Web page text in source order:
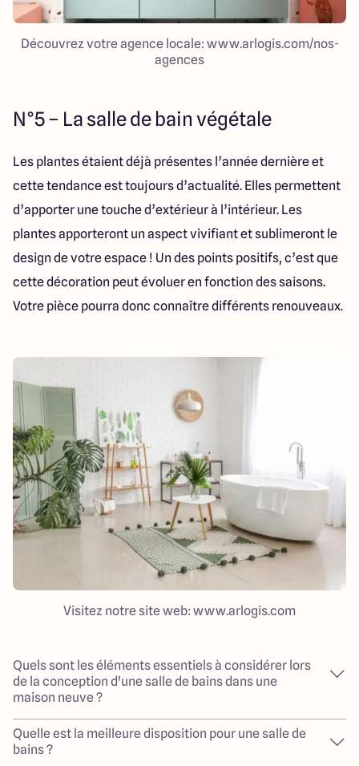
Découvrez votre agence locale: www.arlogis.com/nos-
agences
N°5 – La salle de bain végétale
Les plantes étaient déjà présentes l’année dernière et
cette tendance est toujours d’actualité. Elles permettent
d’apporter une touche d’extérieur à l’intérieur. Les
plantes apporteront un aspect vivifiant et sublimeront le
design de votre espace ! Un des points positifs, c’est que
cette décoration peut évoluer en fonction des saisons.
Votre pièce pourra donc connaître différents renouveaux.
Visitez notre site web: www.arlogis.com
Quels sont les éléments essentiels à considérer lors
de la conception d'une salle de bains dans une
maison neuve ?
Quelle est la meilleure disposition pour une salle de
bains ?